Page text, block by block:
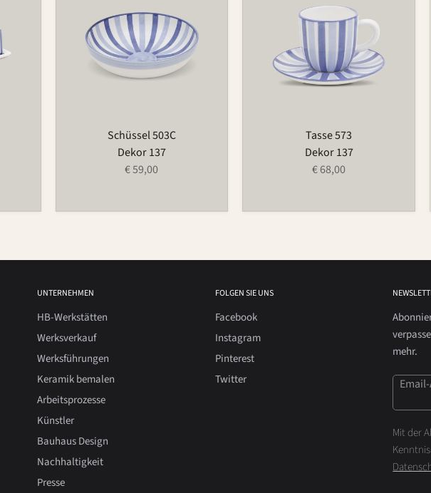
Schüssel 503C
Dekor 137
€ 59,00
Tasse 573
Dekor 137
€ 68,00
UNTERNEHMEN
HB-Werkstätten
Werksverkauf
Werksführungen
Keramik bemalen
Arbeitsprozesse
Künstler
Bauhaus Design
Nachhaltigkeit
Presse
FOLGEN SIE UNS
Facebook
Instagram
Pinterest
Twitter
mehr.
Mit der